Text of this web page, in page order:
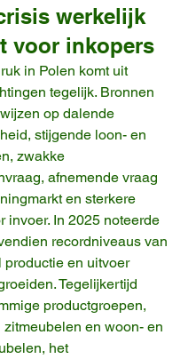
werkelijk
voor inkopers
in Polen komt uit
tegelijk. Bronnen
op dalende
stijgende loon- en
zwakke
afnemende vraag
en sterkere
invoer. In 2025 noteerde
recordniveaus van
productie en uitvoer
Tegelijkertijd
productgroepen,
en woon- en
het